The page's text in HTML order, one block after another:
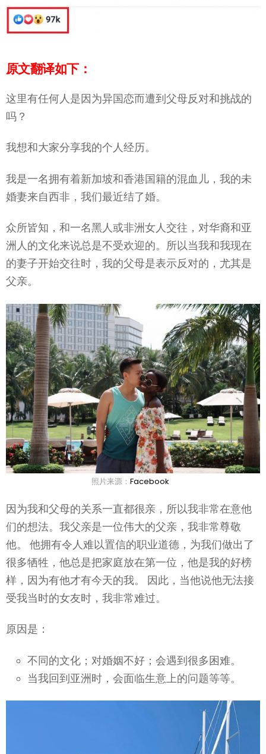
原文翻译如下：
这里有任何人是因为异国恋而遭到父母反对和挑战的
吗？
我想和大家分享我的个人经历。
我是一名拥有着新加坡和香港国籍的混血儿，我的未
婚妻来自西非，我们最近结了婚。
众所皆知，和一名黑人或非洲女人交往，对华裔和亚
洲人的文化来说总是不受欢迎的。所以当我和我现在
的妻子开始交往时，我的父母是表示反对的，尤其是
父亲。
照片来源： Facebook
因为我和父母的关系一直都很亲，所以我非常在意他
们的想法。我父亲是一位伟大的父亲，我非常尊敬
他。 他拥有令人难以置信的职业道德，为我们做出了
很多牺牲，他总是把家庭放在第一位，他是我的好榜
样，因为有他才有今天的我。 因此，当他说他无法接
受我当时的女友时，我非常难过。
原因是：
不同的文化；对婚姻不好；会遇到很多困难。
当我回到亚洲时，会面临生意上的问题等等。